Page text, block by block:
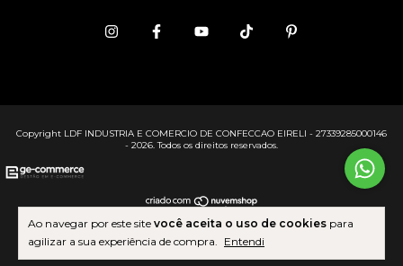
Ao navegar por este site você aceita o uso de cookies para
agilizar a sua experiência de compra. Entendi
Copyright LDF INDUSTRIA E COMERCIO DE CONFECCAO EIRELI - 27339285000146
- 2026. Todos os direitos reservados.